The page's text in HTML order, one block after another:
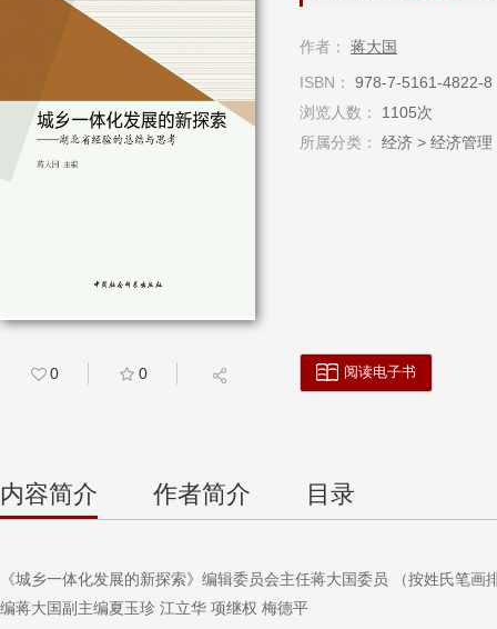
作者：
蒋大国
ISBN：
978-7-5161-4822-8
浏览人数：
1105次
所属分类：
经济 > 经济管
0 0 阅读电子书
内容简介 作者简介 目录
《城乡一体化发展的新探索》编辑委员会主任蒋大国委员 （按姓氏笔
编蒋大国副主编夏玉珍 江立华 项继权 梅德平